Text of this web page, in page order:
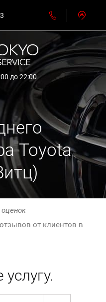
до 22:00
Toyota
оценок
от клиентов в